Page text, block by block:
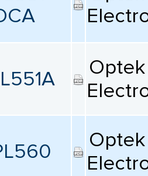
ПРОИЗВОДИТЕЛЕЙ